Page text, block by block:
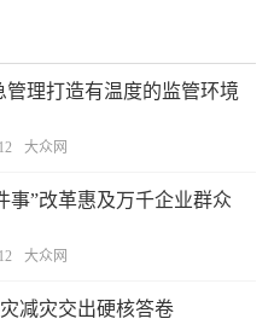
理打造有温度的监管环境
大众网
事”改革惠及万千企业群众
大众网
减灾交出硬核答卷